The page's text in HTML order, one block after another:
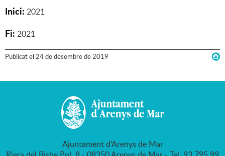
Inici: 2021
Fi: 2021
Publicatel 24dedesembrede2019
Ajuntament d'Arenys de Mar